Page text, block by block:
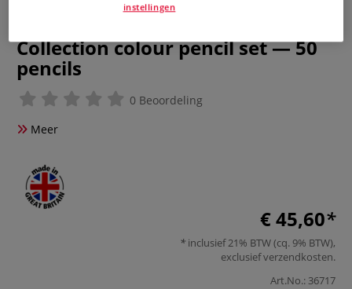
Collection colour pencil set — 50
pencils
0 Beoordeling
Meer
€ 45,60
inclusief 21% BTW (cq. 9% BTW),
exclusiefverzendkosten.
Art.No.: 36717
instellingen